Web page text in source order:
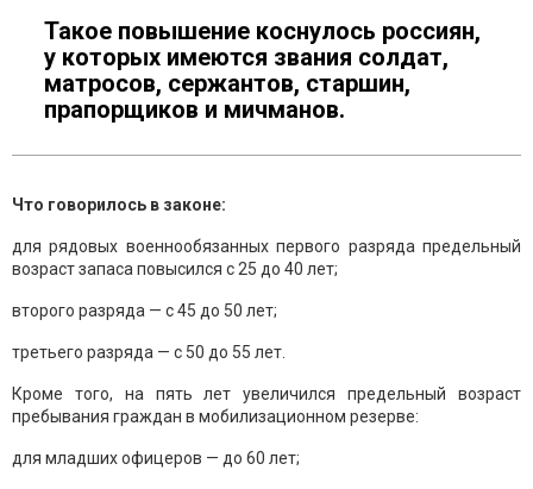
Такое повышение коснулось россиян,
у которых имеются звания солдат,
матросов, сержантов, старшин,
прапорщиков и мичманов.
Что говорилось в законе:
для рядовых военнообязанных первого разряда предельный
возраст запаса повысился с 25 до 40 лет;
второго разряда — с 45 до 50 лет;
третьего разряда — с 50 до 55 лет.
Кроме того, на пять лет увеличился предельный возраст
пребывания граждан в мобилизационном резерве:
для младших офицеров — до 60 лет;